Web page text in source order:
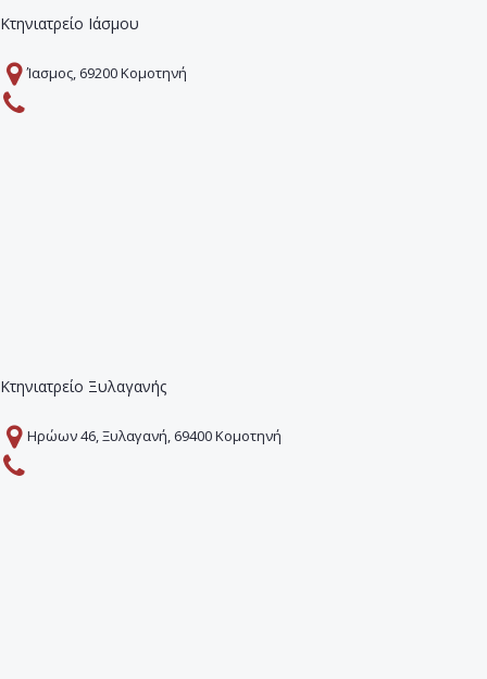
Κτηνιατρείο Ιάσμου
Ίασμος, 69200 Κομοτηνή
Κτηνιατρείο Ξυλαγανής
Ηρώων 46, Ξυλαγανή, 69400 Κομοτηνή